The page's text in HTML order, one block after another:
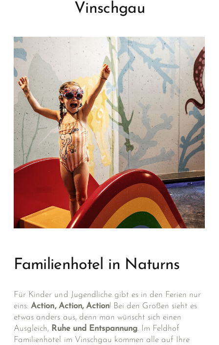
Vinschgau
Familienhotel in Naturns
Für Kinder und Jugendliche gibt es in den Ferien nur
eins:Action, Action, Action! Bei den Großen sieht es
etwas anders aus, denn man wünscht sich einen
Ausgleich, Ruhe und Entspannung. Im Feldhof
Familienhotel im Vinschgau kommen alle auf Ihre